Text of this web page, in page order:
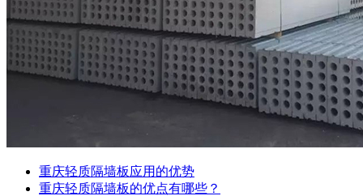
重庆轻质隔墙板应用的优势
重庆轻质隔墙板的优点有哪些？